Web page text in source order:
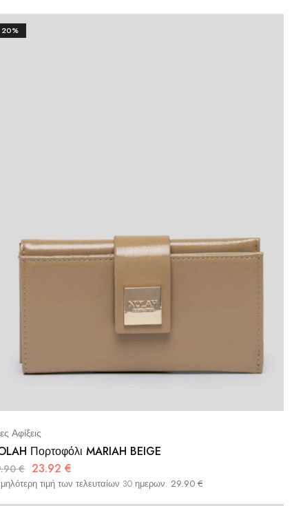
20%
Αφίξεις
Πορτοφόλι MARIAH BEIGE
€ 23.92 €
τιμή των τελευταίων 30 ημερων: 29.90 €